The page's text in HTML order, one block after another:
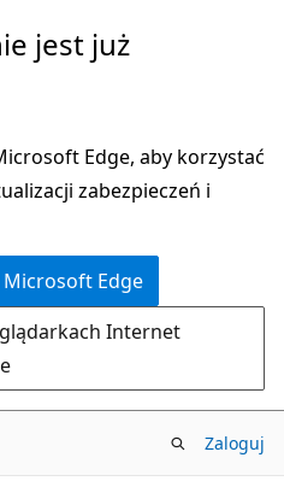
jest już
Edge, aby korzystać
zabezpieczeń i
Edge
Internet
Zaloguj